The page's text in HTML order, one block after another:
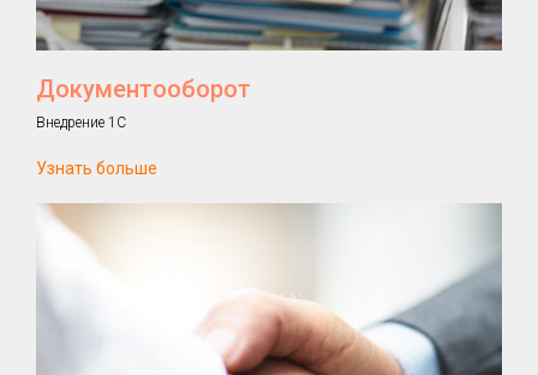
Документооборот
Внедрение 1С
Узнать больше